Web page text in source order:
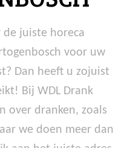
de juiste horeca
voor uw
Dan heeft u zojuist
Bij WDL Drank
over dranken, zoals
we doen meer dan